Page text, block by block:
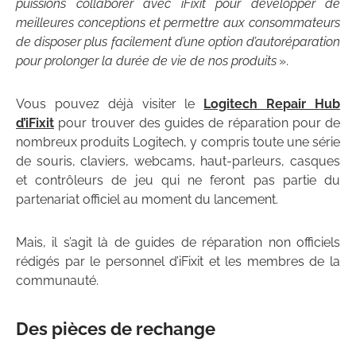
puissions collaborer avec iFixit pour développer de
meilleures conceptions et permettre aux consommateurs
de disposer plus facilement d’une option d’autoréparation
pour prolonger la durée de vie de nos produits ».
Vous pouvez déjà visiter le Logitech Repair Hub
d’iFixit pour trouver des guides de réparation pour de
nombreux produits Logitech, y compris toute une série
de souris, claviers, webcams, haut-parleurs, casques
et contrôleurs de jeu qui ne feront pas partie du
partenariat officiel au moment du lancement.
Mais, il s’agit là de guides de réparation non officiels
rédigés par le personnel d’iFixit et les membres de la
communauté.
Des pièces de rechange